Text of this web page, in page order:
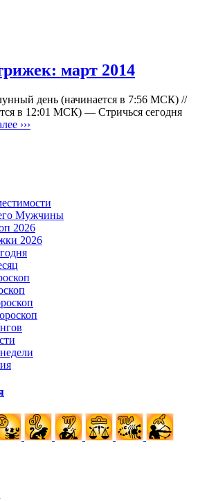
март 2014
день (начинается в 7:56 МСК) //
в 12:01 МСК) — Стричься сегодня
›››
Мужчины
2026
2026